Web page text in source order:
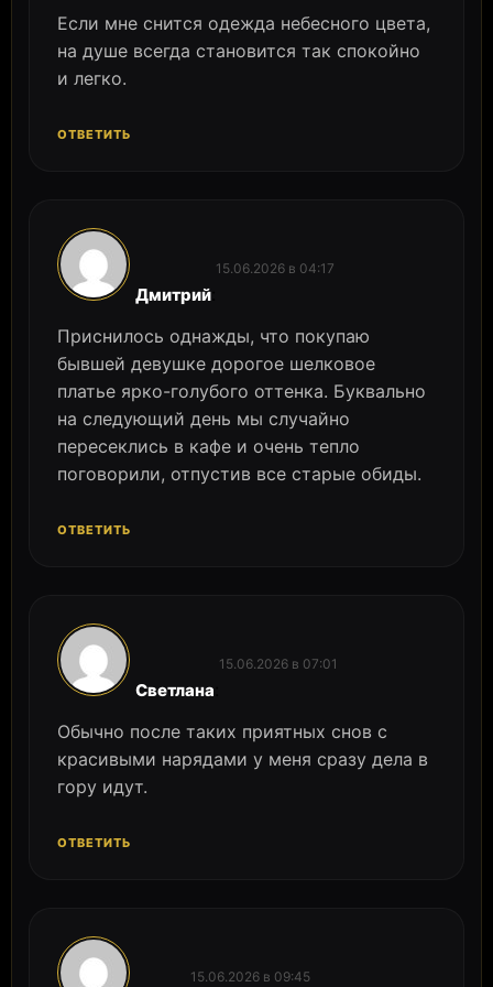
Если мне снится одежда небесного цвета,
на душе всегда становится так спокойно
и легко.
ОТВЕТИТЬ
Дмитрий
15.06.2026 в 04:17
Приснилось однажды, что покупаю
бывшей девушке дорогое шелковое
платье ярко-голубого оттенка. Буквально
на следующий день мы случайно
пересеклись в кафе и очень тепло
поговорили, отпустив все старые обиды.
ОТВЕТИТЬ
Светлана
15.06.2026 в 07:01
Обычно после таких приятных снов с
красивыми нарядами у меня сразу дела в
гору идут.
ОТВЕТИТЬ
15.06.2026 в 09:45